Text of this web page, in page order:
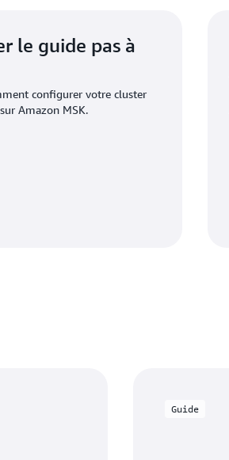
le guide pas à
configurer votre cluster
Amazon MSK.
Guide